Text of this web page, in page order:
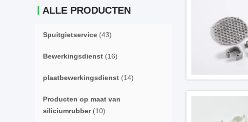
ALLE PRODUCTEN
Spuitgietservice (43)
Bewerkingsdienst (16)
plaatbewerkingsdienst (14)
Producten op maat van
siliciumrubber(10)